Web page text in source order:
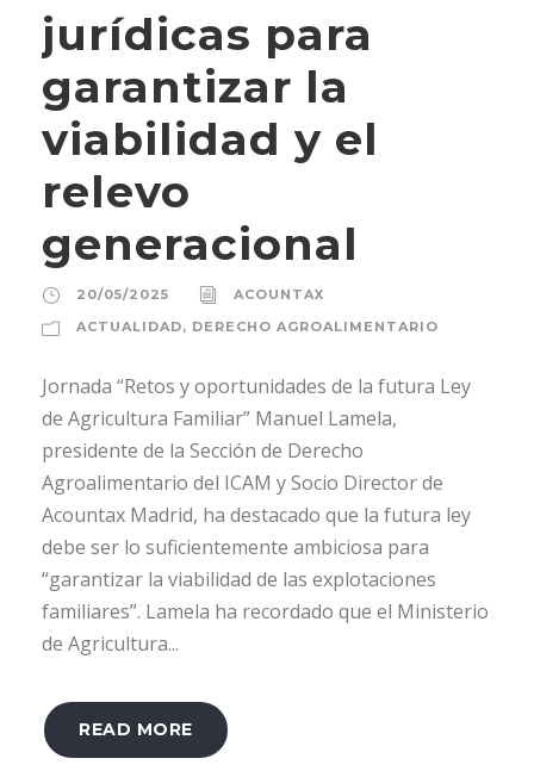
jurídicas para
garantizar la
viabilidad y el
relevo
generacional
20/05/2025
ACOUNTAX
ACTUALIDAD, DERECHO AGROALIMENTARIO
Jornada “Retos y oportunidades de la futura Ley
de Agricultura Familiar” Manuel Lamela,
presidente de la Sección de Derecho
Agroalimentario del ICAM y Socio Director de
Acountax Madrid, ha destacado que la futura ley
debe ser lo suficientemente ambiciosa para
“garantizar la viabilidad de las explotaciones
familiares”. Lamela ha recordado que el Ministerio
de Agricultura...
READ MORE